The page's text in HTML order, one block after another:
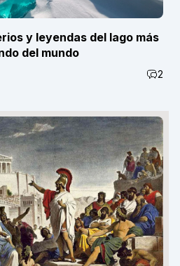
y leyendas del lago más
del mundo
2